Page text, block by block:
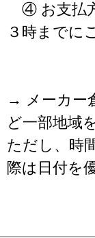
④ お支払
３時までに
→ メーカー
ど一部地域
ただし、時
際は日付を